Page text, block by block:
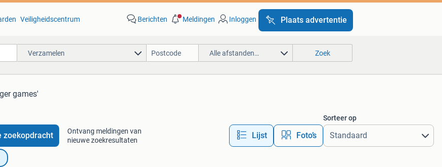
Veiligheidscentrum Berichten Meldingen Inloggen Plaats advertentie
Verzamelen Alle afstanden… Zoek
games'
zoekopdracht
Ontvang meldingen van
nieuwe zoekresultaten
Lijst Foto’s
Sorteer op